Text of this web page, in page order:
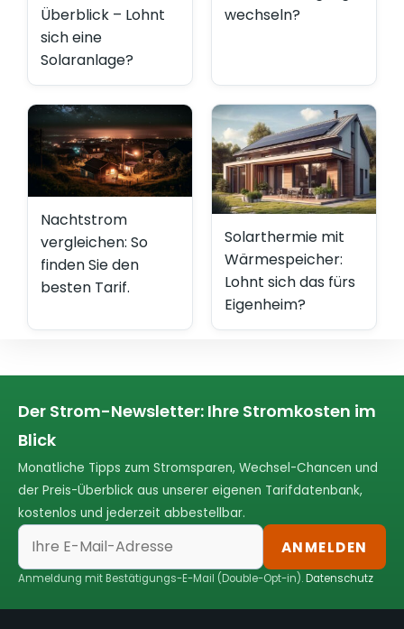
Überblick – Lohnt
sich eine
Solaranlage?
wechseln?
Nachtstrom
vergleichen: So
finden Sie den
besten Tarif.
Solarthermie mit
Wärmespeicher:
Lohnt sich das fürs
Eigenheim?
Der Strom-Newsletter: Ihre Stromkosten im
Blick
Monatliche Tipps zum Stromsparen, Wechsel-Chancen und
der Preis-Überblick aus unserer eigenen Tarifdatenbank,
kostenlos und jederzeit abbestellbar.
ANMELDEN
Anmeldung mit Bestätigungs-E-Mail (Double-Opt-in).Datenschutz